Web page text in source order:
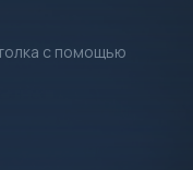
с помощью